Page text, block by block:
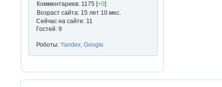
Комментариев: 1175 [+0]
Возраст сайта: 15 лет 10 мес.
Сейчас на сайте: 11
Гостей: 9
Роботы:Yandex,Google